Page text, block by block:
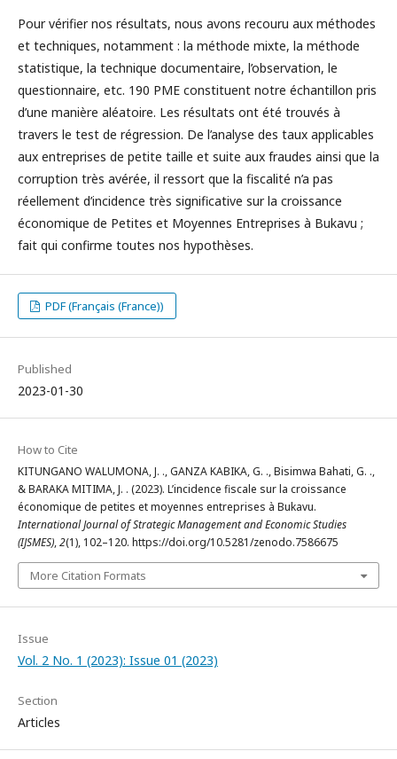
Pour vérifier nos résultats, nous avons recouru aux méthodes
et techniques, notamment : la méthode mixte, la méthode
statistique, la technique documentaire, l’observation, le
questionnaire, etc. 190 PME constituent notre échantillon pris
d’une manière aléatoire. Les résultats ont été trouvés à
travers le test de régression. De l’analyse des taux applicables
aux entreprises de petite taille et suite aux fraudes ainsi que la
corruption très avérée, il ressort que la fiscalité n’a pas
réellement d’incidence très significative sur la croissance
économique de Petites et Moyennes Entreprises à Bukavu ;
fait qui confirme toutes nos hypothèses.
PDF (Français (France))
Published
2023-01-30
How to Cite
KITUNGANO WALUMONA, J. ., GANZA KABIKA, G. ., Bisimwa Bahati, G. .,
& BARAKA MITIMA, J. . (2023). L’incidence fiscale sur la croissance
économique de petites et moyennes entreprises à Bukavu.
International Journal of Strategic Management and Economic Studies
(IJSMES),2(1), 102–120. https://doi.org/10.5281/zenodo.7586675
More Citation Formats
Issue
Vol. 2 No. 1 (2023): Issue 01 (2023)
Section
Articles